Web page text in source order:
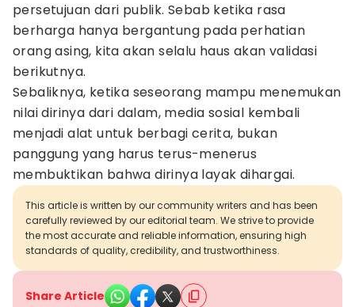
persetujuan dari publik. Sebab ketika rasa
berharga hanya bergantung pada perhatian
orang asing, kita akan selalu haus akan validasi
berikutnya.
Sebaliknya, ketika seseorang mampu menemukan
nilai dirinya dari dalam, media sosial kembali
menjadi alat untuk berbagi cerita, bukan
panggung yang harus terus-menerus
membuktikan bahwa dirinya layak dihargai.
This article is written by our community writers and has been
carefully reviewed by our editorial team. We strive to provide
the most accurate and reliable information, ensuring high
standards of quality, credibility, and trustworthiness.
Share Article